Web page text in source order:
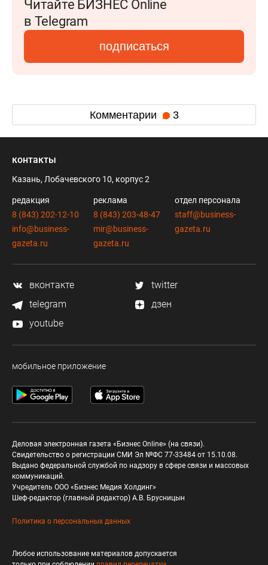
Читайте БИЗНЕС Online
в Telegram
подписаться
Комментарии 3
контакты
Казань, Лобачевского 10, корпус 2
редакция
8 (843) 202-12-10
info@business-
gazeta.ru
реклама
8 (843) 203-48-47
mir@business-
gazeta.ru
отдел персонала
staff@business-
gazeta.ru
вконтакте
twitter
telegram
дзен
youtube
мобильное приложение
Деловая электронная газета «Бизнес Online» (на связи).
Свидетельство о регистрации СМИ Эл №ФС 77-33484 от 15.10.08.
Выдано федеральной службой по надзору в сфере связи и массовых
коммуникаций.
Учредитель ООО «Бизнес Медия Холдинг»
Шеф-редактор (главный редактор) А.В. Брусницын
Политика о персональных данных
Любое использование материалов допускается